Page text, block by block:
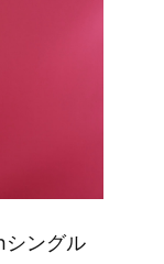
シングル